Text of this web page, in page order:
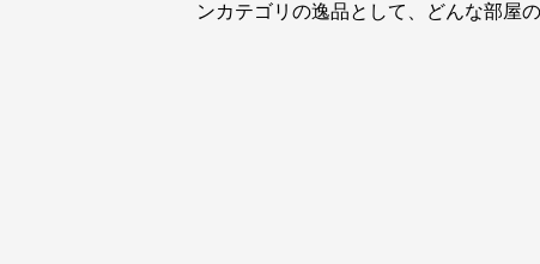
ンカテゴリの逸品として、どんな部屋